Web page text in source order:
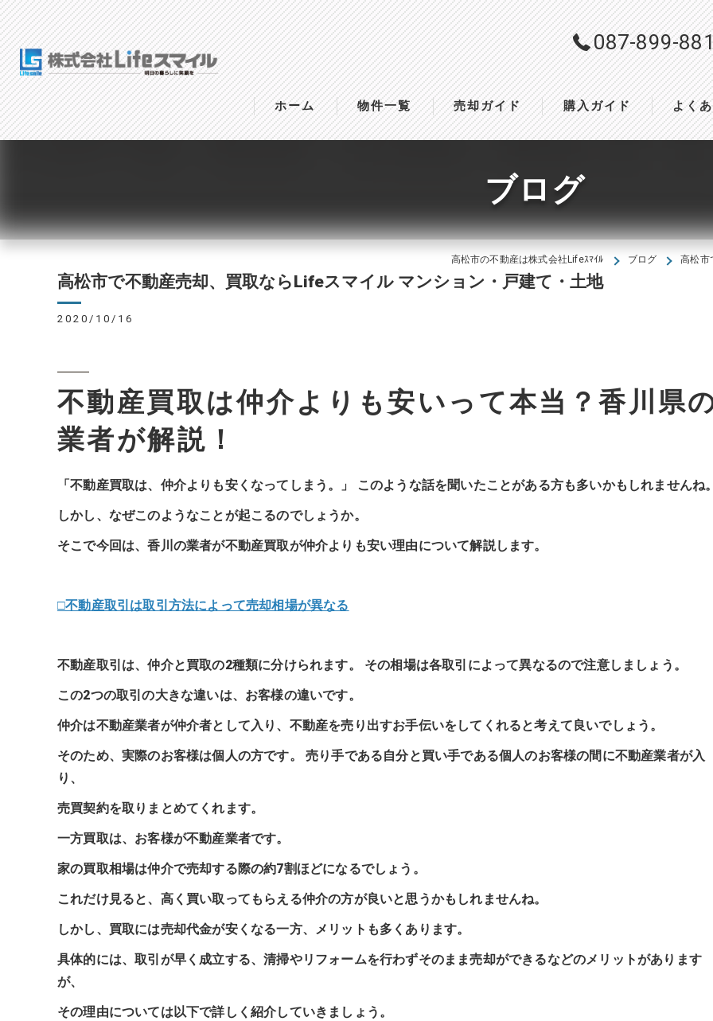
087-899-
ホーム 物件一覧 売却ガイド 購入ガイド よく
ブログ
高松市の不動産は株式会社Lifeｽﾏｲﾙ ブログ 高松市
高松市で不動産売却、買取ならLifeスマイル マンション・戸建て・土地
2020/10/16
不動産買取は仲介よりも安いって本当？香川県
業者が解説！
「不動産買取は、仲介よりも安くなってしまう。」 このような話を聞いたことがある方も多いかもしれませんね
しかし、なぜこのようなことが起こるのでしょうか。
そこで今回は、香川の業者が不動産買取が仲介よりも安い理由について解説します。
□不動産取引は取引方法によって売却相場が異なる
不動産取引は、仲介と買取の2種類に分けられます。 その相場は各取引によって異なるので注意しましょう。
この2つの取引の大きな違いは、お客様の違いです。
仲介は不動産業者が仲介者として入り、不動産を売り出すお手伝いをしてくれると考えて良いでしょう。
そのため、実際のお客様は個人の方です。 売り手である自分と買い手である個人のお客様の間に不動産業者が入
り、
売買契約を取りまとめてくれます。
一方買取は、お客様が不動産業者です。
家の買取相場は仲介で売却する際の約7割ほどになるでしょう。
これだけ見ると、高く買い取ってもらえる仲介の方が良いと思うかもしれませんね。
しかし、買取には売却代金が安くなる一方、メリットも多くあります。
具体的には、取引が早く成立する、清掃やリフォームを行わずそのまま売却ができるなどのメリットがあります
が、
その理由については以下で詳しく紹介していきましょう。